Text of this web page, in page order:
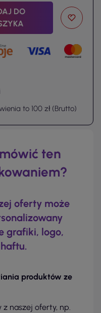
DO
to 100 zł (Brutto)
ten
oferty może
grafiki, logo,
produktów ze
naszej oferty, np.